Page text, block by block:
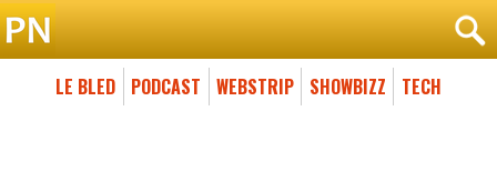
LE BLED PODCAST WEBSTRIP SHOWBIZZ TECH